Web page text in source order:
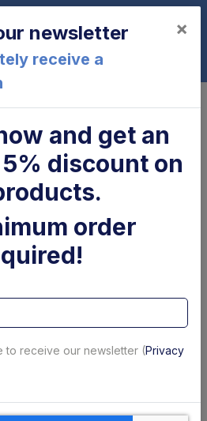
0
Parapolvere tubolare
x cilindro
sollevamento DLB 47
Code: 18202L
newsletter
receive a
×
and get an
discount on
order
to receive our newsletter (Privacy